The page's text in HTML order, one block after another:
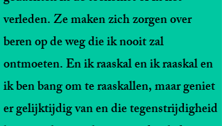
verleden. Ze maken zich zorgen over
beren op de weg die ik nooit zal
ontmoeten. En ik raaskal en ik raaskal en
ik ben bang om te raaskallen, maar geniet
er gelijktijdig van en die tegenstrijdigheid